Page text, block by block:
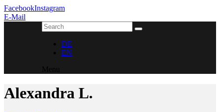
FacebookInstagram
E-Mail
DE
EN
Menu
Alexandra L.